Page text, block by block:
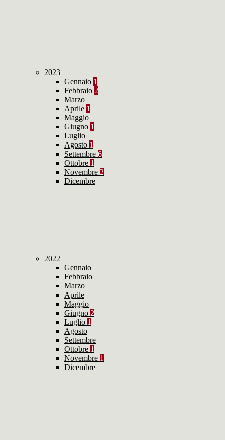
2023
Gennaio 1
Febbraio 2
Marzo
Aprile 1
Maggio
Giugno 1
Luglio
Agosto 1
Settembre 6
Ottobre 1
Novembre 2
Dicembre
2022
Gennaio
Febbraio
Marzo
Aprile
Maggio
Giugno 2
Luglio 1
Agosto
Settembre
Ottobre 1
Novembre 1
Dicembre